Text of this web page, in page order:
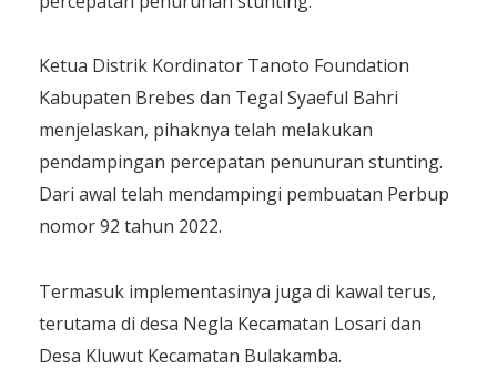
Ketua Distrik Kordinator Tanoto Foundation
Kabupaten Brebes dan Tegal Syaeful Bahri
menjelaskan, pihaknya telah melakukan
pendampingan percepatan penunuran stunting.
Dari awal telah mendampingi pembuatan Perbup
nomor 92 tahun 2022.
Termasuk implementasinya juga di kawal terus,
terutama di desa Negla Kecamatan Losari dan
Desa Kluwut Kecamatan Bulakamba.